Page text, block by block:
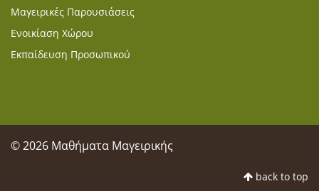
Μαγειρικές Παρουσιάσεις
Ενοικίαση Χώρου
Εκπαίδευση Προσωπικού
© 2026 Μαθήματα Μαγειρικής
back to top